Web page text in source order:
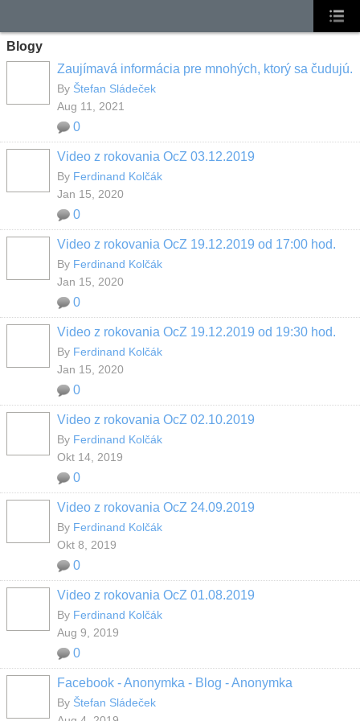
Blogy
Zaujímavá informácia pre mnohých, ktorý sa čudujú.
By Štefan Sládeček
Aug 11, 2021
0
Video z rokovania OcZ 03.12.2019
By Ferdinand Kolčák
Jan 15, 2020
0
Video z rokovania OcZ 19.12.2019 od 17:00 hod.
By Ferdinand Kolčák
Jan 15, 2020
0
Video z rokovania OcZ 19.12.2019 od 19:30 hod.
By Ferdinand Kolčák
Jan 15, 2020
0
Video z rokovania OcZ 02.10.2019
By Ferdinand Kolčák
Okt 14, 2019
0
Video z rokovania OcZ 24.09.2019
By Ferdinand Kolčák
Okt 8, 2019
0
Video z rokovania OcZ 01.08.2019
By Ferdinand Kolčák
Aug 9, 2019
0
Facebook - Anonymka - Blog - Anonymka
By Štefan Sládeček